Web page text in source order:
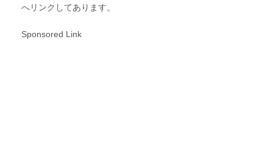
へリンクしてあります。
Sponsored Link